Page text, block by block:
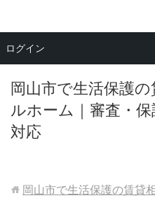
岡山市で生活保護
ルホーム｜審査・
対応
メニュー
岡山市で生活保護の賃貸
ログイン